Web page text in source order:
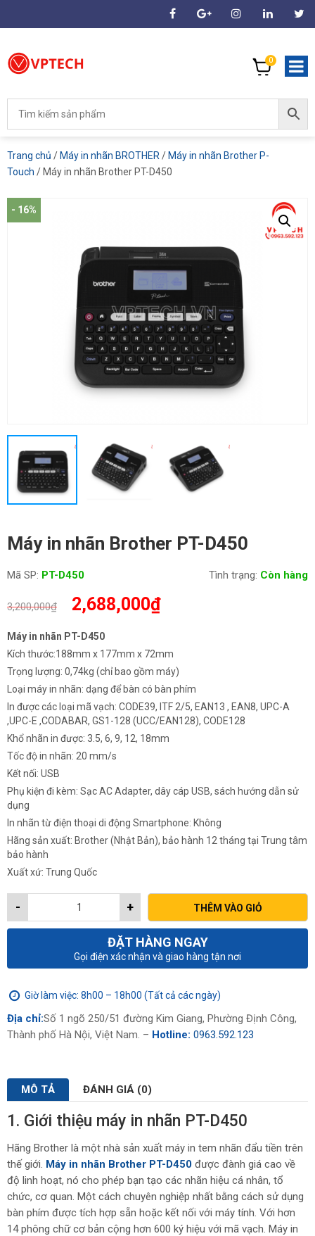
0
Trang chủ / Máy in nhãn BROTHER / Máy in nhãn Brother P-
Touch / Máy in nhãn Brother PT-D450
- 16%
Máy in nhãn Brother PT-D450
Mã SP: PT-D450 Tình trạng: Còn hàng
3,200,000₫ Giá
gốc
là:
3,200,000₫.
2,688,000₫Giá
là:
2,688,000₫.
Máy in nhãn PT-D450
Kích thước:188mm x 177mm x 72mm
Trọng lượng: 0,74kg (chỉ bao gồm máy)
Loại máy in nhãn: dạng để bàn có bàn phím
In được các loại mã vạch: CODE39, ITF 2/5, EAN13 , EAN8, UPC-A
,UPC-E ,CODABAR, GS1-128 (UCC/EAN128), CODE128
Khổ nhãn in được: 3.5, 6, 9, 12, 18mm
Tốc độ in nhãn: 20 mm/s
Kết nối: USB
Phụ kiện đi kèm: Sạc AC Adapter, dây cáp USB, sách hướng dẫn sử
dụng
In nhãn từ điện thoại di động Smartphone: Không
Hãng sản xuất: Brother (Nhật Bản), bảo hành 12 tháng tại Trung tâm
bảo hành
Xuất xứ: Trung Quốc
+
- THÊM VÀO GIỎ
ĐẶT HÀNG NGAY
Gọi điện xác nhận và giao hàng tận nơi
Giờ làm việc: 8h00 – 18h00 (Tất cả các ngày)
Địa chỉ:Số 1 ngõ 250/51 đường Kim Giang, Phường Định Công,
Thành phố Hà Nội, Việt Nam. – Hotline: 0963.592.123
MÔ TẢ ĐÁNH GIÁ (0)
1. Giới thiệu máy in nhãn PT-D450
Hãng Brother là một nhà sản xuất máy in tem nhãn đẩu tiền trên
thế giới. Máy in nhãn Brother PT-D450 được đành giá cao về
độ linh hoạt, nó cho phép bạn tạo các nhãn hiệu cá nhân, tổ
chức, cơ quan. Một cách chuyên nghiệp nhất bằng cách sử dụng
bàn phím được tích hợp sẵn hoặc kết nối với máy tính. Với hơn
14 phông chữ cơ bản cộng hơn 600 ký hiệu với mã vạch. Máy in